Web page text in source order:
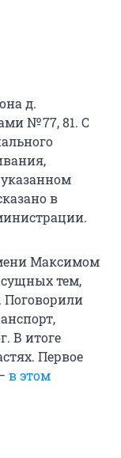
д.
№ 77, 81. С
в
Максимом
тем,
Поговорили
В итоге
Первое
в этом